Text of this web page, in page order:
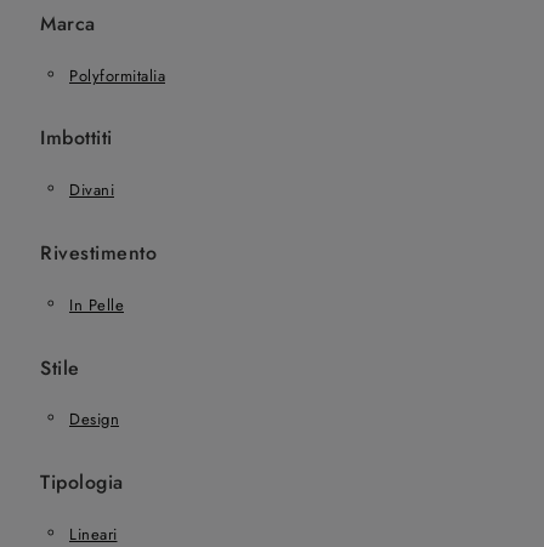
Marca
Polyformitalia
Imbottiti
Divani
Rivestimento
In Pelle
Stile
Design
Tipologia
Lineari